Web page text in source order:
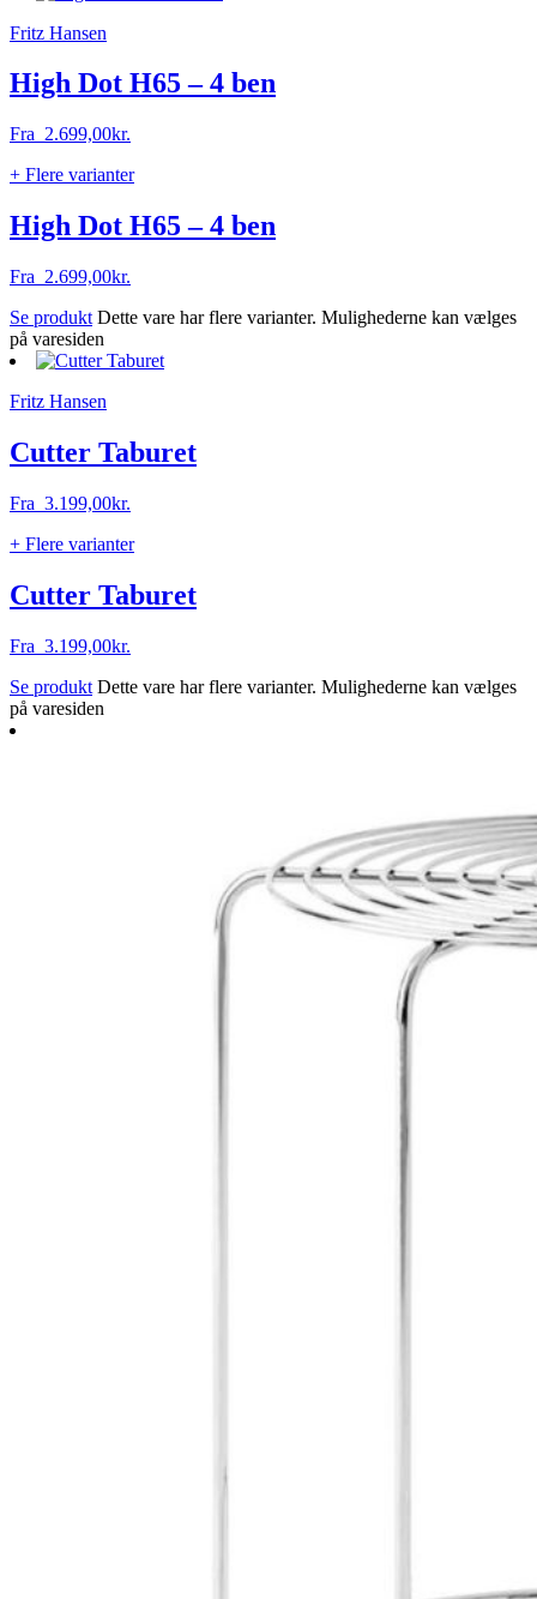
Fritz Hansen
High Dot H65 – 4 ben
Fra 2.699,00kr.
+ Flere varianter
High Dot H65 – 4 ben
Fra 2.699,00kr.
Se produkt Dette vare har flere varianter. Mulighederne kan vælges
på varesiden
Fritz Hansen
Cutter Taburet
Fra 3.199,00kr.
+ Flere varianter
Cutter Taburet
Fra 3.199,00kr.
Se produkt Dette vare har flere varianter. Mulighederne kan vælges
på varesiden